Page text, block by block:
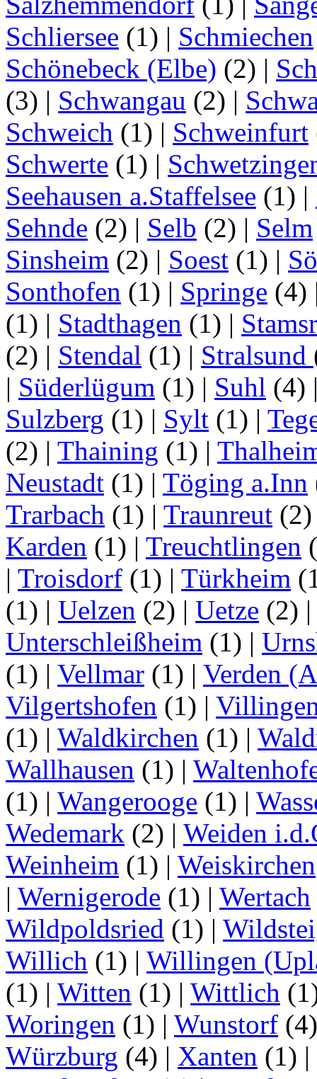
Schliersee (1) | Schmiechen
Schönebeck (Elbe) (2) |
(3) | Schwangau (2) |
Schweich (1) | Schweinfurt
Schwerte (1) |
Seehausen a.Staffelsee (1) |
Sehnde (2) | Selb (2) | Selm
Sinsheim (2) | Soest (1) |
Sonthofen (1) | Springe (4)
(1) | Stadthagen (1) |
(2) | Stendal (1) | Stralsund
| Süderlügum (1) | Suhl (4)
Sulzberg (1) | Sylt (1) |
(2) | Thaining (1) |
Neustadt (1) | Töging a.Inn
Trarbach (1) | Traunreut
Karden (1) | Treuchtlingen
| Troisdorf (1) | Türkheim
(1) | Uelzen (2) | Uetze (2)
Unterschleißheim (1) |
(1) | Vellmar (1) | Verden
Vilgertshofen (1) |
(1) | Waldkirchen (1) |
Wallhausen (1) |
(1) | Wangerooge (1) |
Wedemark (2) | Weiden
Weinheim (1) | Weiskirchen
| Wernigerode (1) | Wertach
Wildpoldsried (1) |
Willich (1) | Willingen
(1) | Witten (1) | Wittlich
Woringen (1) | Wunstorf
Würzburg (4) | Xanten (1) |